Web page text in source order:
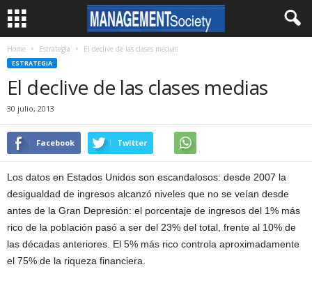
Home Estrategia El declive de las clases medias
ESTRATEGIA
El declive de las clases medias
30 julio, 2013
Facebook Twitter
Los datos en Estados Unidos son escandalosos: desde 2007 la
desigualdad de ingresos alcanzó niveles que no se veían desde
antes de la Gran Depresión: el porcentaje de ingresos del 1% más
rico de la población pasó a ser del 23% del total, frente al 10% de
las décadas anteriores. El 5% más rico controla aproximadamente
el 75% de la riqueza financiera.